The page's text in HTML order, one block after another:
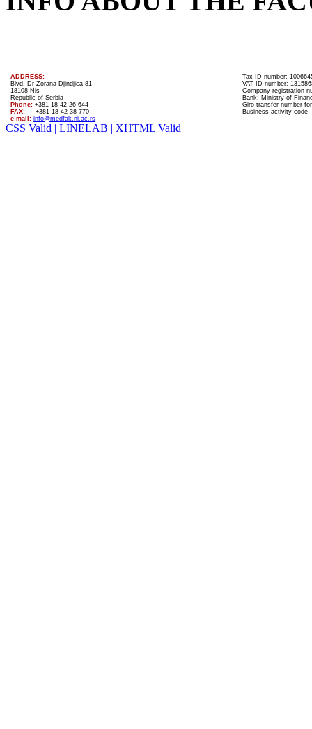
ADDRESS:
Blvd. Dr Zorana Djindjica 81
18108 Nis
Republic of Serbia
Phone: +381-18-42-26-644
FAX:+381-18-42-38-770
e-mail: info@medfak.ni.ac.rs
Tax ID number:
VAT ID number:
Company registration
Bank: Ministry of
Giro transfer number
Business activity code
CSS Valid | LINELAB | XHTML Valid